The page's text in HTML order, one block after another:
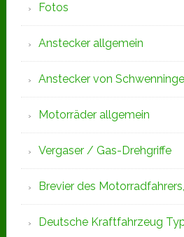
Fotos
Anstecker allgemein
Anstecker von
Motorräder allgemein
Vergaser / Gas-Drehgriffe
Brevier des
Deutsche Kraftfahrzeug